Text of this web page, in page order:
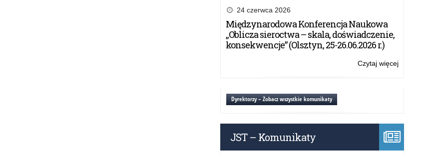
24 czerwca 2026
Międzynarodowa Konferencja Naukowa
„Oblicza sieroctwa – skala, doświadczenie,
konsekwencje” (Olsztyn, 25-26.06.2026 r.)
Czytaj więcej
Dyrektorzy – Zobacz wszystkie komunikaty
JST – Komunikaty